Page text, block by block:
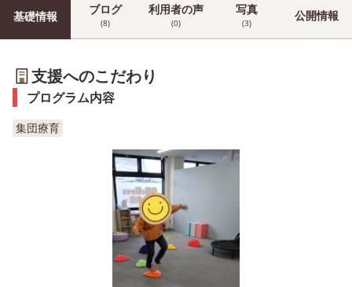
基礎情報 ブログ
(8)
利用者の声
(0)
写真
(3)
公開情報
支援へのこだわり
プログラム内容
集団療育